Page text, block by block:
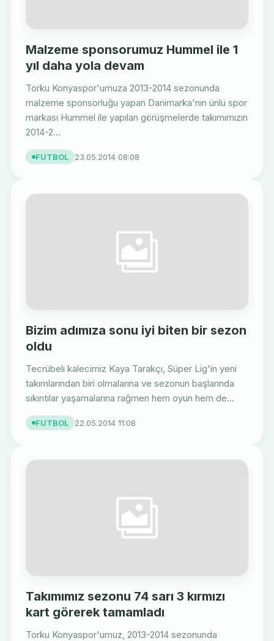
Malzeme sponsorumuz Hummel ile 1
yıl daha yola devam
Torku Konyaspor'umuza 2013-2014 sezonunda
malzeme sponsorluğu yapan Danimarka'nın ünlü spor
markası Hummel ile yapılan görüşmelerde takımımızın
2014-2...
FUTBOL 23.05.2014 08:08
Bizim adımıza sonu iyi biten bir sezon
oldu
Tecrübeli kalecimiz Kaya Tarakçı, Süper Lig'in yeni
takımlarından biri olmalarına ve sezonun başlarında
sıkıntılar yaşamalarına rağmen hem oyun hem de...
FUTBOL 22.05.2014 11:08
Takımımız sezonu 74 sarı 3 kırmızı
kart görerek tamamladı
Torku Konyaspor'umuz, 2013-2014 sezonunda